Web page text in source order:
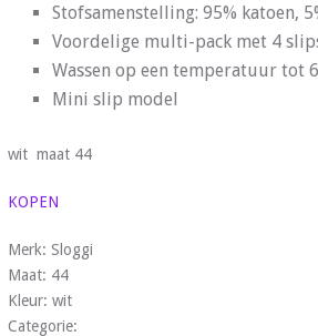
Stofsamenstelling: 95% katoen,
Voordelige multi-pack met 4
Wassen op een temperatuur tot
Mini slip model
wit maat 44
KOPEN
Merk: Sloggi
Maat: 44
Kleur: wit
Categorie: